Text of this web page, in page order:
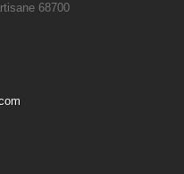
68700